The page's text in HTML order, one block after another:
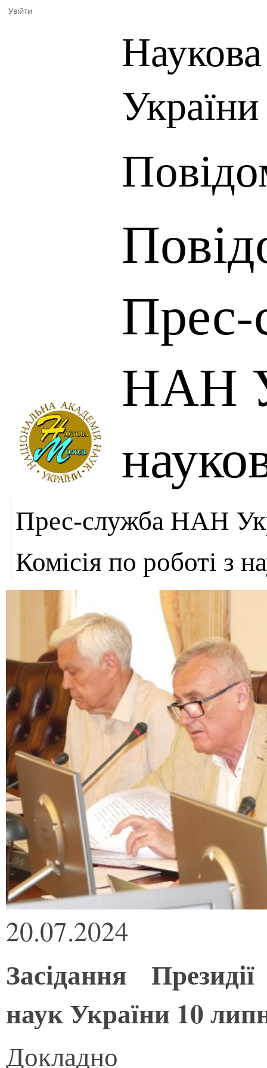
Увійти
України
НАН
Прес-служба НАН
Комісія по роботі з
20.07.2024
Засідання
наук України 10
Докладно